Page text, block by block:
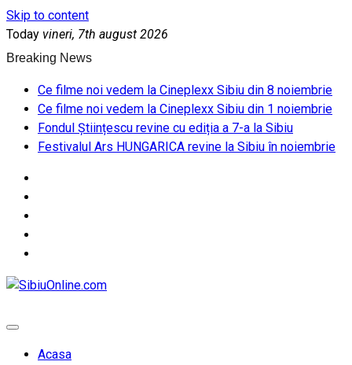
Skip to content
Today vineri, 7th august 2026
Breaking News
Ce filme noi vedem la Cineplexx Sibiu din 8 noiembrie
Ce filme noi vedem la Cineplexx Sibiu din 1 noiembrie
Fondul Științescu revine cu ediția a 7-a la Sibiu
Festivalul Ars HUNGARICA revine la Sibiu în noiembrie
Acasa